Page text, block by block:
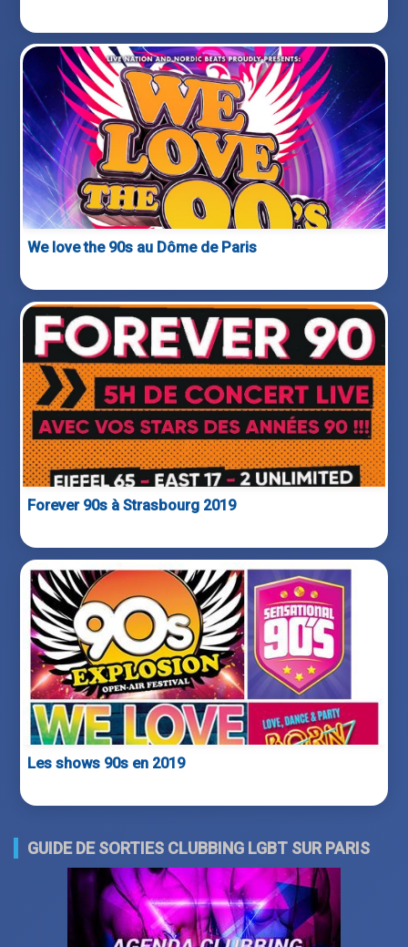
We love the 90s au Dôme de Paris
Forever 90s à Strasbourg 2019
Les shows 90s en 2019
GUIDE DE SORTIES CLUBBING LGBT SUR PARIS